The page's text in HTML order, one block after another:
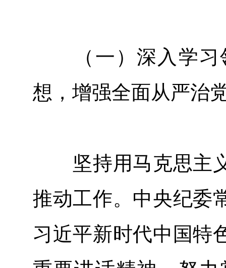
（一）深入学习
想，增强全面从严治
坚持用马克思主义
推动工作。中央纪委
习近平新时代中国特